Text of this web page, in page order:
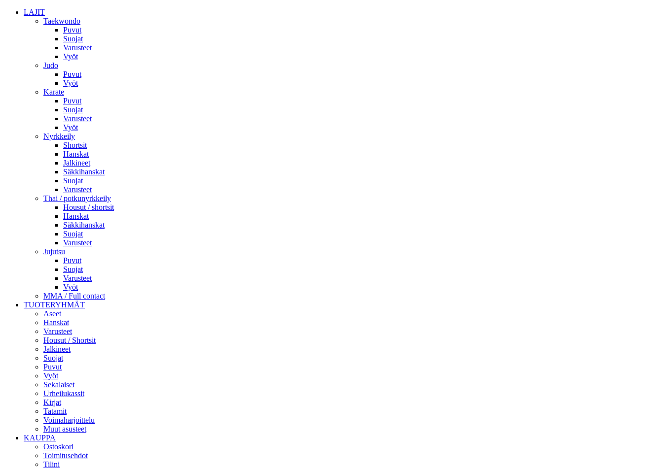
LAJIT
Taekwondo
Puvut
Suojat
Varusteet
Vyöt
Judo
Puvut
Vyöt
Karate
Puvut
Suojat
Varusteet
Vyöt
Nyrkkeily
Shortsit
Hanskat
Jalkineet
Säkkihanskat
Suojat
Varusteet
Thai / potkunyrkkeily
Housut / shortsit
Hanskat
Säkkihanskat
Suojat
Varusteet
Jujutsu
Puvut
Suojat
Varusteet
Vyöt
MMA / Full contact
TUOTERYHMÄT
Aseet
Hanskat
Varusteet
Housut / Shortsit
Jalkineet
Suojat
Puvut
Vyöt
Sekalaiset
Urheilukassit
Kirjat
Tatamit
Voimaharjoittelu
Muut asusteet
KAUPPA
Ostoskori
Toimitusehdot
Tilini